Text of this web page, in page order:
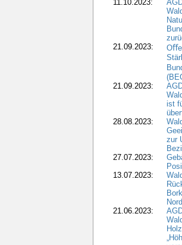
11.10.2023:
21.09.2023:
21.09.2023:
ist
28.08.2023:
zur
27.07.2023:
13.07.2023:
21.06.2023: